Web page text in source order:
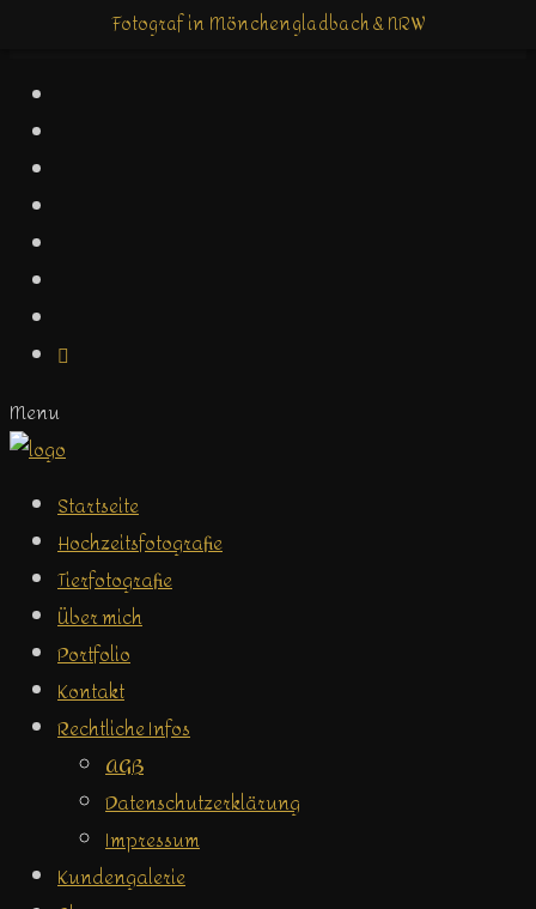
Fotograf in Mönchengladbach & NRW
Menu
Startseite
Hochzeitsfotografie
Tierfotografie
Über mich
Portfolio
Kontakt
Rechtliche Infos
AGB
Datenschutzerklärung
Impressum
Kundengalerie
Fotograf in Mönchengladbach & NRW